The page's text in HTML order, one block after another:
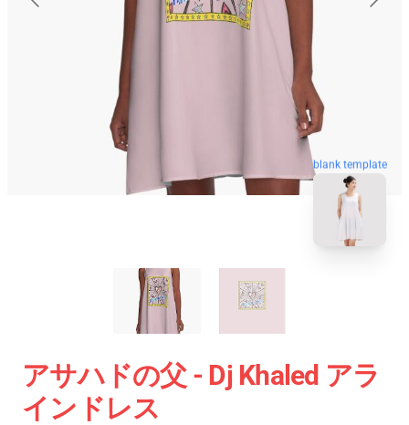
blank template
アサハドの父 - Dj Khaled アラ
インドレス